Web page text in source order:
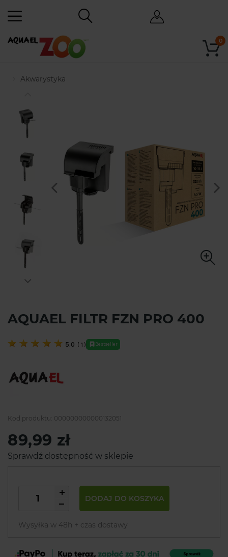
0
Akwarystyka
AQUAEL FILTR FZN PRO 400
5.0 ( 1 ) Bestseller
Kod produktu: 000000000000132051
89,99 zł
Sprawdź dostępność w sklepie
DODAJ DO KOSZYKA
Wysyłka w 48h + czas dostawy